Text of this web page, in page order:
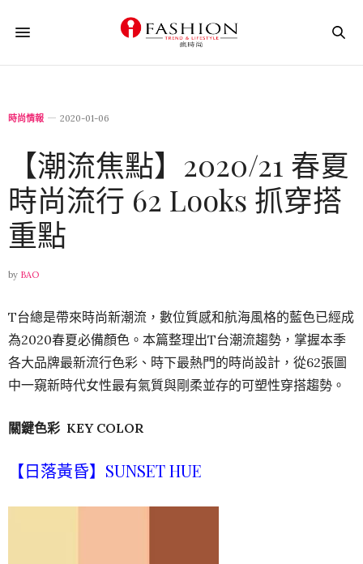
時尚情報 2020-01-06
【潮流焦點】2020/21 春夏
時尚流行 62 Looks 抓穿搭
重點
by BAO
T台總是帶來時尚新潮流，數位質感和航海風格的藍色已經成
為2020春夏必備顏色。本篇整理出T台潮流趨勢，掌握本季
各大品牌最新流行色彩、時下最熱門的時尚設計，從62張圖
中一窺新時代女性最有氣質與剛柔並存的可塑性穿搭趨勢。
關鍵色彩 KEY COLOR
【日落黃昏】SUNSET HUE